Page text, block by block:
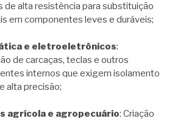
de alta resistência para substituição
em componentes leves e duráveis;
e eletroeletrônicos:
de carcaças, teclas e outros
internos que exigem isolamento
alta precisão;
agrícola e agropecuário: Criação